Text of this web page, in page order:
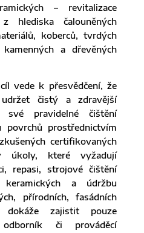
– revitalizace
hlediska čalouněných
koberců, tvrdých
a dřevěných
vede k přesvědčení, že
čistý a zdravější
pravidelné čištění
povrchů prostřednictvím
certifikovaných
úkoly, které vyžadují
repasi, strojové čištění
keramických a údržbu
přírodních, fasádních
zajistit pouze
odborník či prováděcí